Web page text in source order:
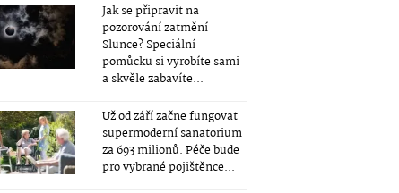
Jak se připravit na
pozorování zatmění
Slunce? Speciální
pomůcku si vyrobíte sami
a skvěle zabavíte...
Už od září začne fungovat
supermoderní sanatorium
za 693 milionů. Péče bude
pro vybrané pojištěnce...